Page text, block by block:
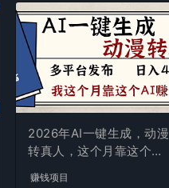
2026年AI一键生成，动漫
转真人，这个月靠这个AI
赚钱项目